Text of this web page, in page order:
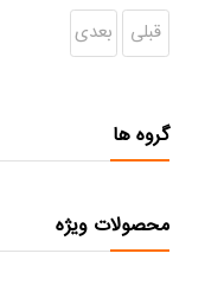
قبلی بعدی
گروه ها
محصولات ویژه